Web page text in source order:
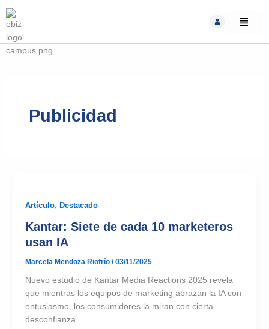
to
content
Publicidad
Artículo, Destacado
Kantar: Siete de cada 10 marketeros
usan IA
Marcela Mendoza Riofrío /03/11/2025
Nuevo estudio de Kantar Media Reactions 2025 revela
que mientras los equipos de marketing abrazan la IA con
entusiasmo, los consumidores la miran con cierta
desconfianza.